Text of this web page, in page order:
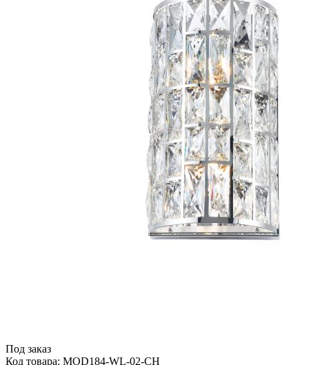
Под заказ
Код товара: MOD184-WL-02-CH